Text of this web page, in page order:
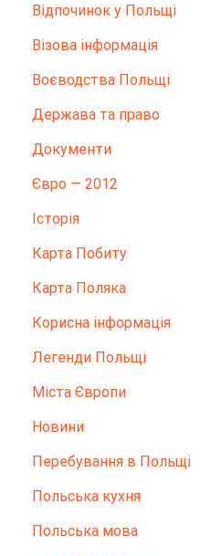
Відпочинок у Польщі
Візова інформація
Воєводства Польщі
Держава та право
Документи
Євро — 2012
Історія
Карта Побиту
Карта Поляка
Корисна інформація
Легенди Польщі
Міста Європи
Новини
Перебування в Польщі
Польська кухня
Польська мова